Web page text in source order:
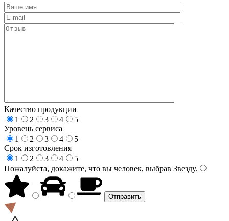
Качество продукции
1
2 3 4
5
Уровень сервиса
1
2 3 4
5
Срок изготовления
1
2 3 4
5
Пожалуйста, докажите, что вы человек, выбрав Звезду.